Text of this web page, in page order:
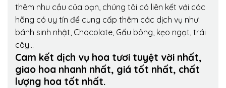
thêm nhu cầu của bạn, chúng tôi có liên kết với các
hãng có uy tín để cung cấp thêm các dịch vụ như:
bánh sinh nhật, Chocolate, Gấu bông, kẹo ngọt, trái
cây…
Cam kết dịch vụ hoa tươi tuyệt vời nhất,
giao hoa nhanh nhất, giá tốt nhất, chất
lượng hoa tốt nhất.